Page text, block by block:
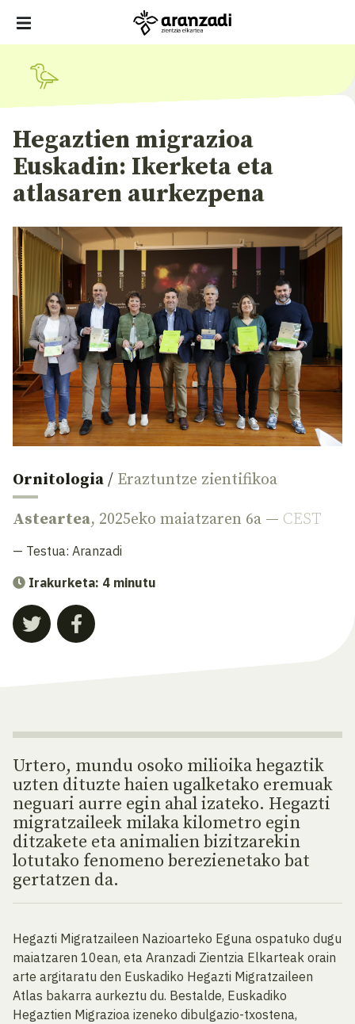
Hegaztien migrazioa
Euskadin: Ikerketa eta
atlasaren aurkezpena
Ornitologia / Eraztuntze zientifikoa
Asteartea, 2025eko maiatzaren 6a — CEST
— Testua: Aranzadi
Irakurketa: 4 minutu
Urtero, mundu osoko milioika hegaztik
uzten dituzte haien ugalketako eremuak
neguari aurre egin ahal izateko. Hegazti
migratzaileek milaka kilometro egin
ditzakete eta animalien bizitzarekin
lotutako fenomeno berezienetako bat
gertatzen da.
Hegazti Migratzaileen Nazioarteko Eguna ospatuko dugu
maiatzaren 10ean, eta Aranzadi Zientzia Elkarteak orain
arte argitaratu den Euskadiko Hegazti Migratzaileen
Atlas bakarra aurkeztu du. Bestalde, Euskadiko
Hegaztien Migrazioa izeneko dibulgazio-txostena,